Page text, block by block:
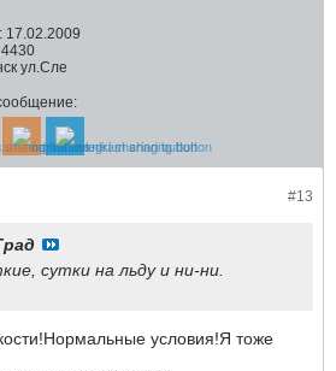
17.02.2009
4430
ул.Сле
#13
сутки на льду и ни-ни.
условия!Я тоже